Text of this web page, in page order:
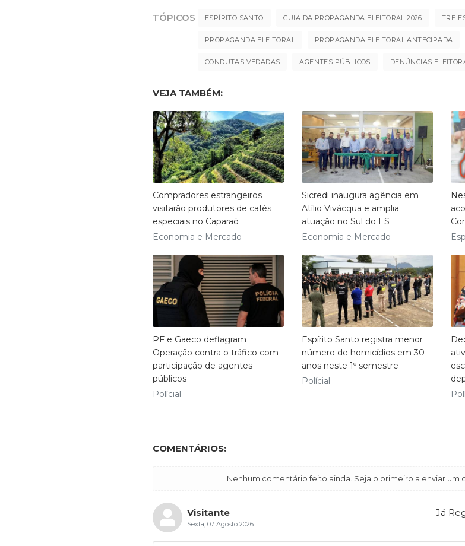
TÓPICOS ESPÍRITO SANTO GUIA DA PROPAGANDA ELEITORAL 2026 TRE-
PROPAGANDA ELEITORAL PROPAGANDA ELEITORAL ANTECIPADA
CONDUTAS VEDADAS AGENTES PÚBLICOS DENÚNCIAS
VEJA TAMBÉM:
Compradores estrangeiros
visitarão produtores de cafés
especiais no Caparaó
Economia e Mercado
Sicredi inaugura agência em
Atílio Vivácqua e amplia
atuação no Sul do ES
Economia e Mercado
PF e Gaeco deflagram
Operação contra o tráfico com
participação de agentes
públicos
Polícial
Espírito Santo registra menor
número de homicídios em 30
anos neste 1º semestre
Polícial
COMENTÁRIOS:
Nenhum comentário feito ainda. Seja o primeiro a enviar um
Já
Visitante
Sexta, 07 Agosto 2026